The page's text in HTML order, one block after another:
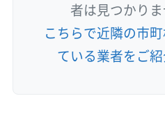
者は見つかりま
こちらで近隣の市
ている業者をご紹